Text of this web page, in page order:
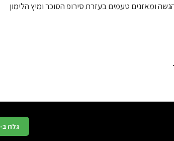
ומאזנים טעמים בעזרת סירופ הסוכר ומיץ הלימון
גלה ב-CalGal